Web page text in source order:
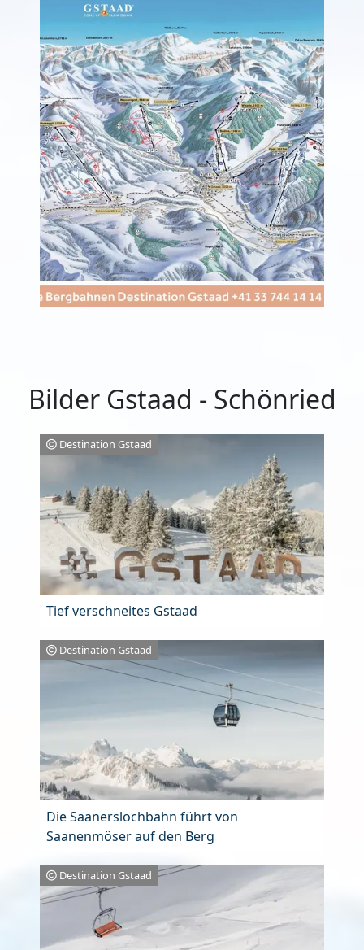
Bilder Gstaad - Schönried
Destination Gstaad
Tief verschneites Gstaad
Destination Gstaad
Die Saanerslochbahn führt von
Saanenmöser auf den Berg
Destination Gstaad